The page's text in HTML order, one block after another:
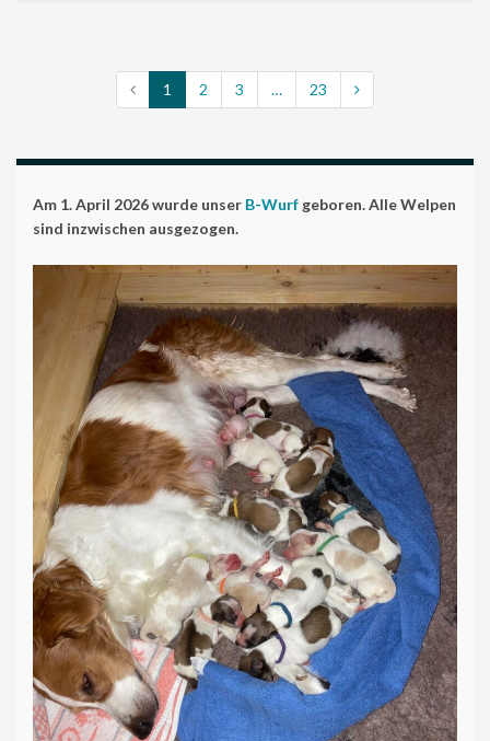
1 2 3 … 23
Am 1. April 2026 wurde unser B-Wurf geboren. Alle Welpen
sind inzwischen ausgezogen.